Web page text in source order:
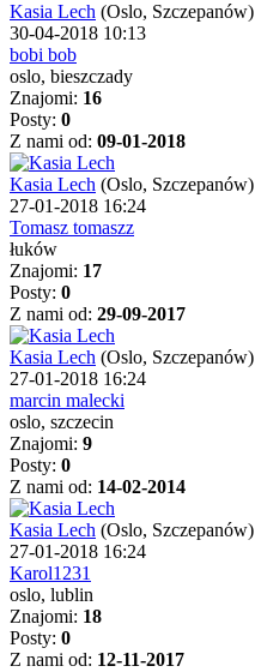
Kasia Lech (Oslo, Szczepanów)
30-04-2018 10:13
bobi bob
oslo, bieszczady
Znajomi: 16
Posty: 0
Z nami od: 09-01-2018
Kasia Lech (Oslo, Szczepanów)
27-01-2018 16:24
Tomasz tomaszz
łuków
Znajomi: 17
Posty: 0
Z nami od: 29-09-2017
Kasia Lech (Oslo, Szczepanów)
27-01-2018 16:24
marcin malecki
oslo, szczecin
Znajomi: 9
Posty: 0
Z nami od: 14-02-2014
Kasia Lech (Oslo, Szczepanów)
27-01-2018 16:24
Karol1231
oslo, lublin
Znajomi: 18
Posty: 0
Z nami od: 12-11-2017